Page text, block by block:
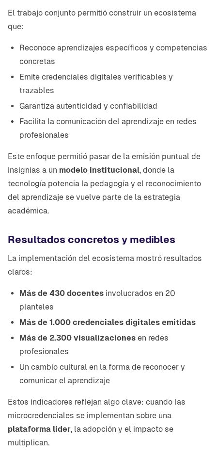
El trabajo conjunto permitió construir un ecosistema
que:
Reconoce aprendizajes específicos y competencias
concretas
Emite credenciales digitales verificables y
trazables
Garantiza autenticidad y confiabilidad
Facilita la comunicación del aprendizaje en redes
profesionales
Este enfoque permitió pasar de la emisión puntual de
insignias a un modelo institucional, donde la
tecnología potencia la pedagogía y el reconocimiento
del aprendizaje se vuelve parte de la estrategia
académica.
Resultados concretos y medibles
La implementación del ecosistema mostró resultados
claros:
Más de 430 docentes involucrados en 20
planteles
Más de 1.000 credenciales digitales emitidas
Más de 2.300 visualizaciones en redes
profesionales
Un cambio cultural en la forma de reconocer y
comunicar el aprendizaje
Estos indicadores reflejan algo clave: cuando las
microcredenciales se implementan sobre una
plataforma líder, la adopción y el impacto se
multiplican.